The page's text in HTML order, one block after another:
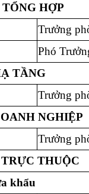
HỢP
Trưởng
Phó
TẦNG
Trưởng
NGHIỆP
Trưởng
THUỘC
khẩu